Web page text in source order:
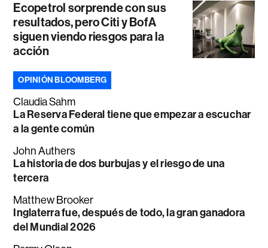
Ecopetrol sorprende con sus
resultados, pero Citi y BofA
siguen viendo riesgos para la
acción
OPINIÓN BLOOMBERG
Claudia Sahm
La Reserva Federal tiene que empezar a escuchar
a la gente común
John Authers
La historia de dos burbujas y el riesgo de una
tercera
Matthew Brooker
Inglaterra fue, después de todo, la gran ganadora
del Mundial 2026